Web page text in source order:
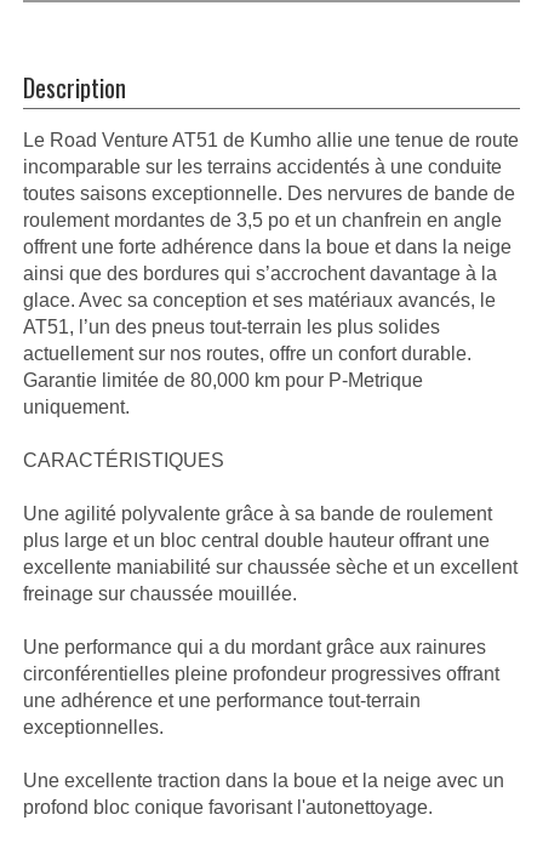
Description
Le Road Venture AT51 de Kumho allie une tenue de route
incomparable sur les terrains accidentés à une conduite
toutes saisons exceptionnelle. Des nervures de bande de
roulement mordantes de 3,5 po et un chanfrein en angle
offrent une forte adhérence dans la boue et dans la neige
ainsi que des bordures qui s’accrochent davantage à la
glace. Avec sa conception et ses matériaux avancés, le
AT51, l’un des pneus tout-terrain les plus solides
actuellement sur nos routes, offre un confort durable.
Garantie limitée de 80,000 km pour P-Metrique
uniquement.
CARACTÉRISTIQUES
Une agilité polyvalente grâce à sa bande de roulement
plus large et un bloc central double hauteur offrant une
excellente maniabilité sur chaussée sèche et un excellent
freinage sur chaussée mouillée.
Une performance qui a du mordant grâce aux rainures
circonférentielles pleine profondeur progressives offrant
une adhérence et une performance tout-terrain
exceptionnelles.
Une excellente traction dans la boue et la neige avec un
profond bloc conique favorisant l'autonettoyage.